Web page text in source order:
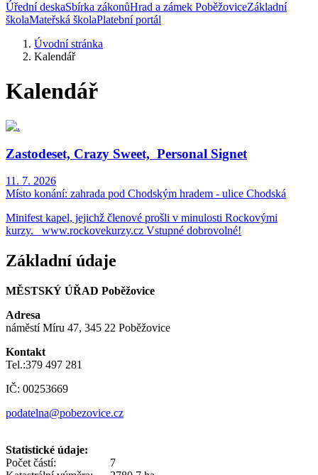
Úřední deskaSbírka zákonůHrad a zámek PoběžoviceZákladní
školaMateřská školaPlatební portál
Úvodní stránka
Kalendář
Kalendář
Zastodeset, Crazy Sweet, Personal Signet
11. 7. 2026
Místo konání: zahrada pod Chodským hradem - ulice Chodská
Minifest kapel, jejichž členové prošli v minulosti Rockovými
kurzy. www.rockovekurzy.cz Vstupné dobrovolné!
Základní údaje
MĚSTSKÝ ÚŘAD Poběžovice
Adresa
náměstí Míru 47, 345 22 Poběžovice
Kontakt
Tel.:379 497 281
IČ: 00253669
podatelna@pobezovice.cz
Statistické údaje:
Počet částí: 7